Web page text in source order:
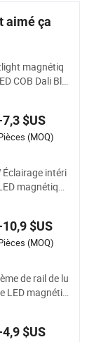
aimé ça
magnétiq
COB Dali Blu
$US
(MOQ)
Éclairage intéri
magnétique
lumiè
rail
$US
(MOQ)
de rail de lu
LED magnétiq
$US